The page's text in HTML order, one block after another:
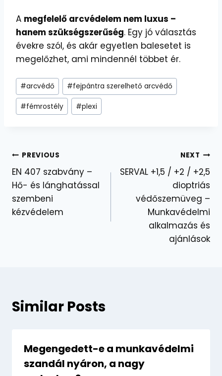
A megfelelő arcvédelem nem luxus –
hanem szükségszerűség. Egy jó választás
évekre szól, és akár egyetlen balesetet is
megelőzhet, ami mindennél többet ér.
Post
Tags:
#arcvédő #fejpántra szerelhető arcvédő
#fémrostély #plexi
Bejegyzés
navigáció
PREVIOUS
EN 407 szabvány –
Hő- és lánghatással
szembeni
kézvédelem
NEXT
SERVAL +1,5 / +2 / +2,5
dioptriás
védőszemüveg –
Munkavédelmi
alkalmazás és
ajánlások
Similar Posts
Megengedett-e a munkavédelmi
szandál nyáron, a nagy